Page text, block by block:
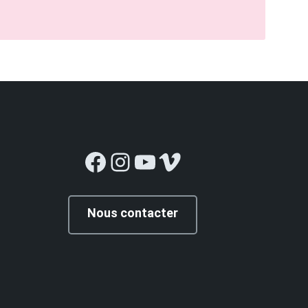
Facebook
Instagram
YouTube
Vimeo
Nous contacter